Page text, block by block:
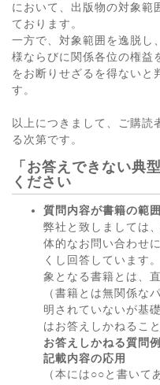
において、出版物の対象範
ております。
一方で、対象範囲を逸脱し
様ならびに関係各位の権益
をお断りせざるを得ないと
す。
以上につきまして、ご購読
る次第です。
「お答えできない典
ください
質問内容が書籍の範
弊社と致しましては
体的なお問い合わせ
くし回答しています
象となる書籍とは、
（書籍とは無関係な
明されていないが基
はお答えしかねるこ
お答えしかねる質問例
記載内容の応用
（本には○○と書いて